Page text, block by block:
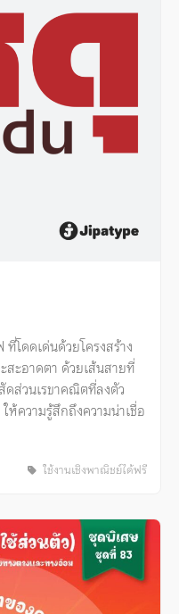
โดดเด่นด้วยโครงสร้าง
ะอาดตา ด้วยเส้นสายที่
ดส่วนเรขาคณิตที่ลงตัว
ห้ความรู้สึกถึงความน่าเชื่อ
ใช้งานเชิงพาณิชย์ได้ฟรี